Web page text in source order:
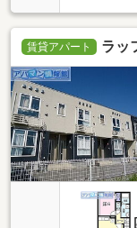
賃貸アパート ラッ